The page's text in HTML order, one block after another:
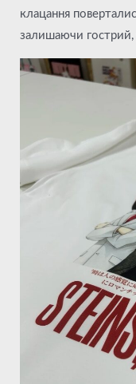
клацання
залишаючи гострий,